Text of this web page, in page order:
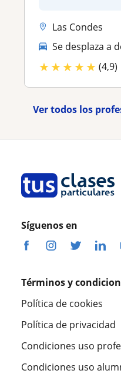
Las Condes
Se desplaza a
★★★★★ (4,9)
Ver todos los
Síguenos en
Términos y
Política de cookies
Política de privacidad
Condiciones uso
Condiciones uso